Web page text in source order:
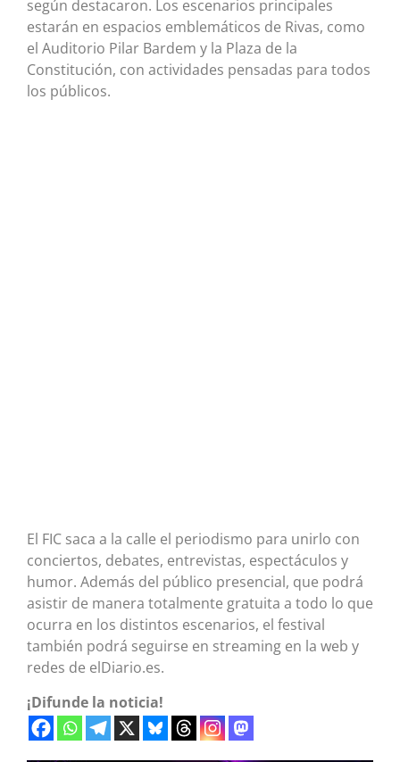
según destacaron. Los escenarios principales
estarán en espacios emblemáticos de Rivas, como
el Auditorio Pilar Bardem y la Plaza de la
Constitución, con actividades pensadas para todos
los públicos.
El FIC saca a la calle el periodismo para unirlo con
conciertos, debates, entrevistas, espectáculos y
humor. Además del público presencial, que podrá
asistir de manera totalmente gratuita a todo lo que
ocurra en los distintos escenarios, el festival
también podrá seguirse en streaming en la web y
redes de elDiario.es.
¡Difunde la noticia!